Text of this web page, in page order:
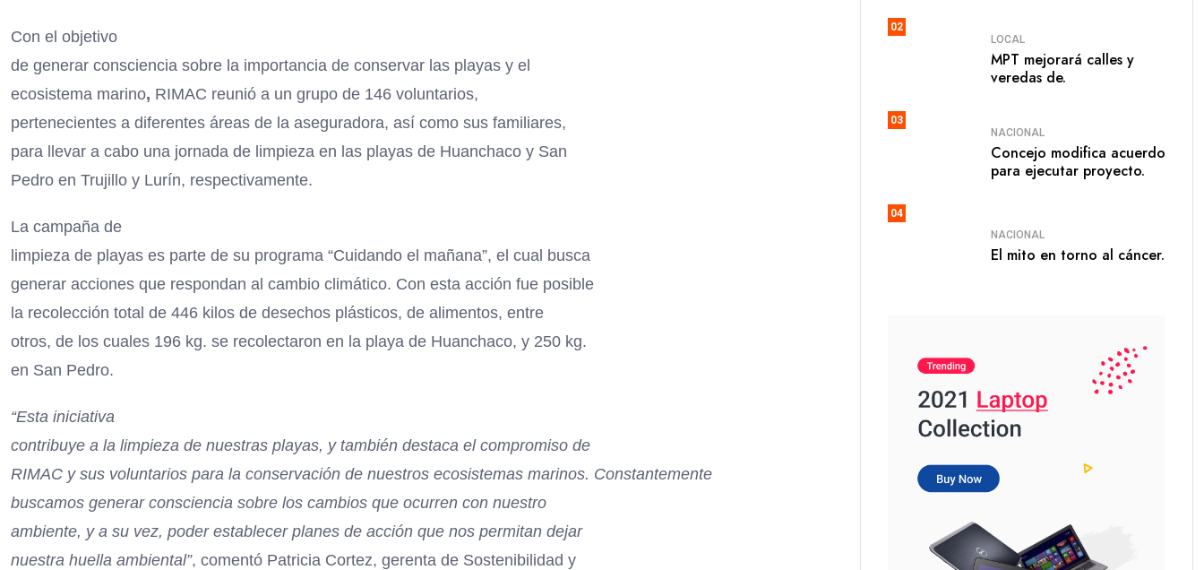
Con el objetivo
de generar consciencia sobre la importancia de conservar las playas y el
ecosistema marino, RIMAC reunió a un grupo de 146 voluntarios,
pertenecientes a diferentes áreas de la aseguradora, así como sus familiares,
para llevar a cabo una jornada de limpieza en las playas de Huanchaco y San
Pedro en Trujillo y Lurín, respectivamente.
La campaña de
limpieza de playas es parte de su programa “Cuidando el mañana”, el cual busca
generar acciones que respondan al cambio climático. Con esta acción fue posible
la recolección total de 446 kilos de desechos plásticos, de alimentos, entre
otros, de los cuales 196 kg. se recolectaron en la playa de Huanchaco, y 250 kg.
en San Pedro.
“Esta iniciativa
contribuye a la limpieza de nuestras playas, y también destaca el compromiso de
RIMAC y sus voluntarios para la conservación de nuestros ecosistemas marinos. Constantemente
buscamos generar consciencia sobre los cambios que ocurren con nuestro
ambiente, y a su vez, poder establecer planes de acción que nos permitan dejar
nuestra huella ambiental”, comentó Patricia Cortez, gerenta de Sostenibilidad y
02
LOCAL
MPT mejorará calles y
veredas de.
03
NACIONAL
Concejo modifica acuerdo
para ejecutar proyecto.
04
NACIONAL
El mito en torno al cáncer.